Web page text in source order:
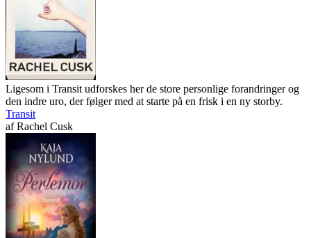
Ligesom i Transit udforskes her de store personlige forandringer og
den indre uro, der følger med at starte på en frisk i en ny storby.
Transit
afRachel Cusk